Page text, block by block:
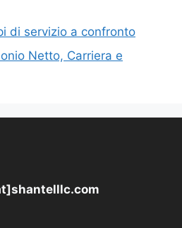
di servizio a confronto
Netto, Carriera e